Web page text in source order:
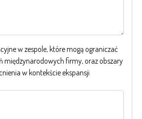
w zespole, które mogą ograniczać
międzynarodowych firmy, oraz obszary
w kontekście ekspansji